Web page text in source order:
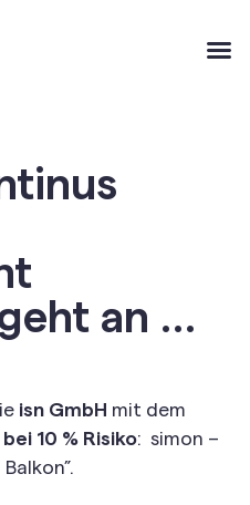
an …
isn GmbH mit dem
10 % Risiko: simon –